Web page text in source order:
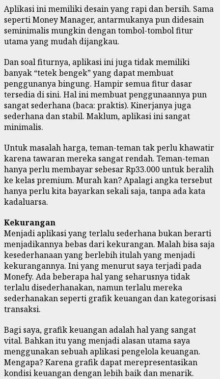
Aplikasi ini memiliki desain yang rapi dan bersih. Sama
seperti Money Manager, antarmukanya pun didesain
seminimalis mungkin dengan tombol-tombol fitur
utama yang mudah dijangkau.
Dan soal fiturnya, aplikasi ini juga tidak memiliki
banyak “tetek bengek” yang dapat membuat
penggunanya bingung. Hampir semua fitur dasar
tersedia di sini. Hal ini membuat penggunaannya pun
sangat sederhana (baca: praktis). Kinerjanya juga
sederhana dan stabil. Maklum, aplikasi ini sangat
minimalis.
Untuk masalah harga, teman-teman tak perlu khawatir
karena tawaran mereka sangat rendah. Teman-teman
hanya perlu membayar sebesar Rp33.000 untuk beralih
ke kelas premium. Murah kan? Apalagi angka tersebut
hanya perlu kita bayarkan sekali saja, tanpa ada kata
kadaluarsa.
Kekurangan
Menjadi aplikasi yang terlalu sederhana bukan berarti
menjadikannya bebas dari kekurangan. Malah bisa saja
kesederhanaan yang berlebih itulah yang menjadi
kekurangannya. Ini yang menurut saya terjadi pada
Monefy. Ada beberapa hal yang seharusnya tidak
terlalu disederhanakan, namun terlalu mereka
sederhanakan seperti grafik keuangan dan kategorisasi
transaksi.
Bagi saya, grafik keuangan adalah hal yang sangat
vital. Bahkan itu yang menjadi alasan utama saya
menggunakan sebuah aplikasi pengelola keuangan.
Mengapa? Karena grafik dapat merepresentasikan
kondisi keuangan dengan lebih baik dan menarik.